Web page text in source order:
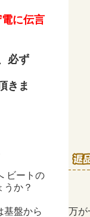
万が
に伝言
必ず
きま
ビートの
うか？
基盤から